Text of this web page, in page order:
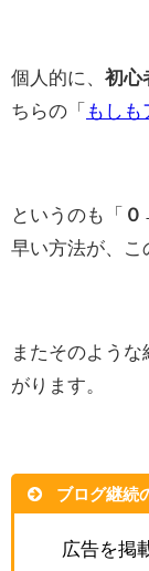
個人的に、 初心
ちらの「 もしも
というのも「
早い方法が、こ
またそのよう
がります。
ブログ継続
広告を掲